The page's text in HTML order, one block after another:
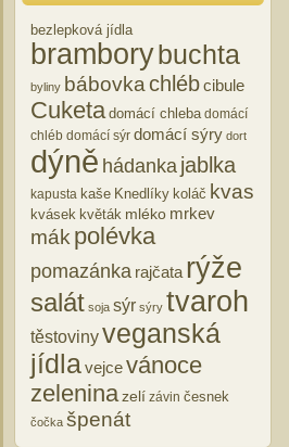
bezlepková jídla
brambory buchta
byliny bábovkachlébcibule
Cuketa domácí chleba domácí
chléb domácí sýr domácí sýry dort
dýně hádanka jablka
kapusta kaše Knedlíky koláč kvas
kvásek květák mléko mrkev
mákpolévka
pomazánka rajčata rýže
salát soja sýr sýry tvaroh
těstovinyveganská
jídlavejcevánoce
zeleninazelí závin česnek
čočka špenát